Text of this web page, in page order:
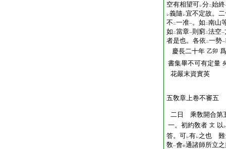
空有相望可レ分二始終
レ義隨 レ宜不定故。
不 二一准一。如 二南山
如 二當章一則窮二法空一
者是也。各依 二一勢一
慶長二十年 乙卯
書集畢不可有定量
花嚴末資實英
五敎章上卷不審五
二日 乘敎開合第
一。初約敎者 文 以 レ
答。可レ有レ之也 難
敎一會中通諸師所立